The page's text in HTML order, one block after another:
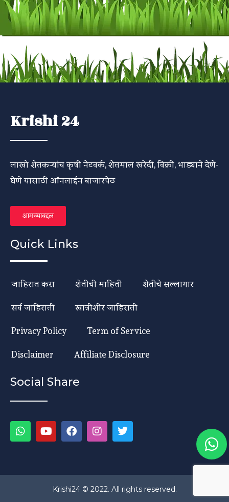
Krishi 24
लाखो शेतकऱ्यांच कृषी नेटवर्क, शेतमाल खरेदी, विक्री, भाड्याने देणे-
घेणे यासाठी ऑनलाईन बाजारपेठ
आमच्याबद्दल
Quick Links
जाहिरात करा शेतीची माहिती
शेतीचे सल्लागार
सर्व जाहिराती
खात्रीशीर जाहिराती
Privacy Policy
Term of Service
Disclaimer
Affiliate Disclosure
Social Share
Krishi24 © 2022. All rights reserved.